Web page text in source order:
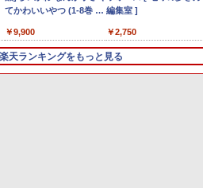
ードレス ENCノイズキ
リング Type-C充電 マ
イク付き 防水 タッチ式
音量調整 スポーツ/通
【Office 2024 H&B】
ー】富士通 LIFEBOOK
A5510/Core i5-10210U/メ
モリ:
￥36,800
第10世代 Core i5
2024付き メモリ16GB
SSD512GB/1TB選択可
14型 軽量 モバイル ビジ
￥34,980
Desk All-in-one
ワイト]//【パソコン】
￥17,160
3060 Micro マイクロ
8400T/1.70GHz 8GB
SSD256GB M.2 NVMe
Windows11 64bit
￥22,500
液晶ディスプレ
Sub/スピーカー：あり/5
年間フル保証]
￥9,880
ンチ PS5 対応 フルHD ス
リフレッシュレート
100Hz HDMI RGB
JAPANNEXT JN-
￥19,800
てかわいいやつ (1-8巻 最
約]
￥9,900
編集室 ]
￥2,750
楽天ランキングをもっと見る